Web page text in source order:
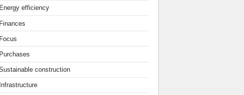
Energy efficiency
Finances
Focus
Purchases
construction
Infrastructure